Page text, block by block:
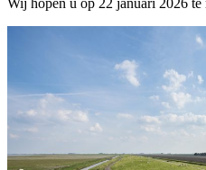
Wij hopen u op 22 januari 2026